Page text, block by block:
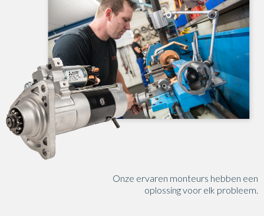
Onze ervaren monteurs hebben een
oplossing voor elk probleem.